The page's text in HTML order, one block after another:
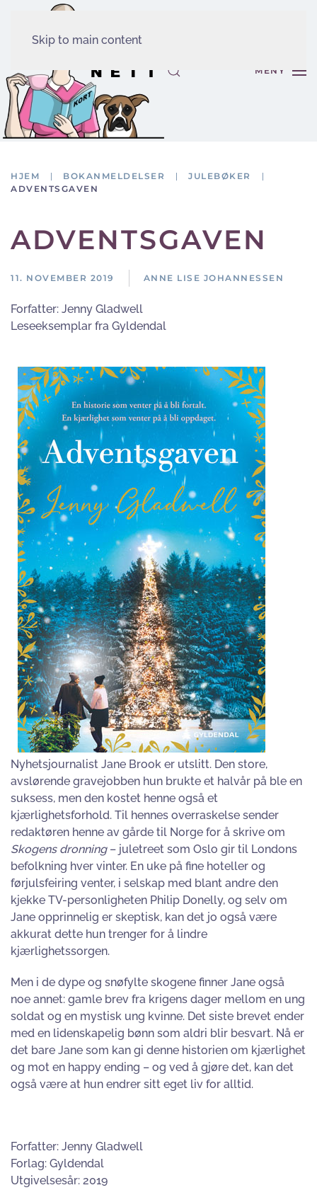
Skip to main content
MENY
HJEM BOKANMELDELSER
JULEBØKER
ADVENTSGAVEN
ADVENTSGAVEN
11. NOVEMBER 2019 ANNE LISE JOHANNESSEN
Forfatter: Jenny Gladwell
Leseeksemplar fra Gyldendal
Nyhetsjournalist Jane Brook er utslitt. Den store,
avslørende gravejobben hun brukte et halvår på ble en
suksess, men den kostet henne også et
kjærlighetsforhold. Til hennes overraskelse sender
redaktøren henne av gårde til Norge for å skrive om
Skogens dronning– juletreet som Oslo gir til Londons
befolkning hver vinter. En uke på fine hoteller og
førjulsfeiring venter, i selskap med blant andre den
kjekke TV-personligheten Philip Donelly, og selv om
Jane opprinnelig er skeptisk, kan det jo også være
akkurat dette hun trenger for å lindre
kjærlighetssorgen.
Men i de dype og snøfylte skogene finner Jane også
noe annet: gamle brev fra krigens dager mellom en ung
soldat og en mystisk ung kvinne. Det siste brevet ender
med en lidenskapelig bønn som aldri blir besvart. Nå er
det bare Jane som kan gi denne historien om kjærlighet
og mot en happy ending – og ved å gjøre det, kan det
også være at hun endrer sitt eget liv for alltid.
Forfatter: Jenny Gladwell
Forlag: Gyldendal
Utgivelsesår: 2019